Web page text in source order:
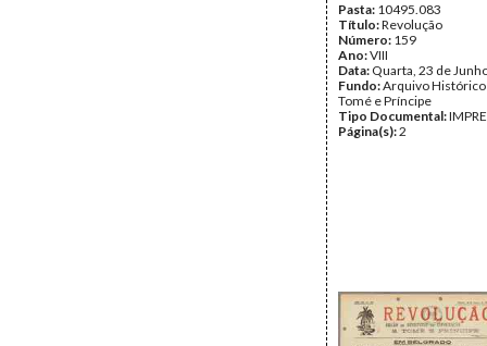
Pasta: 10495.083
Título:Revolução
Número: 159
Ano:VIII
Data: Quarta, 23 de
Fundo:Arquivo Histórico
Tomé e Príncipe
Tipo Documental:
Página(s):2